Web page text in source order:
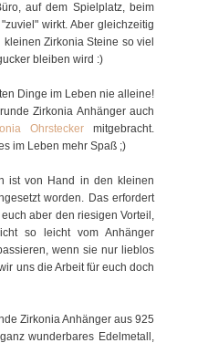
auf dem Spielplatz, beim
wirkt. Aber gleichzeitig
Zirkonia Steine so viel
bleiben wird :)
Dinge im Leben nie alleine!
Zirkonia Anhänger auch
Ohrsteckermitgebracht.
im Leben mehr Spaß ;)
ist von Hand in den kleinen
worden. Das erfordert
aber den riesigen Vorteil,
so leicht vom Anhänger
wenn sie nur lieblos
uns die Arbeit für euch doch
Zirkonia Anhänger aus 925
wunderbares Edelmetall,